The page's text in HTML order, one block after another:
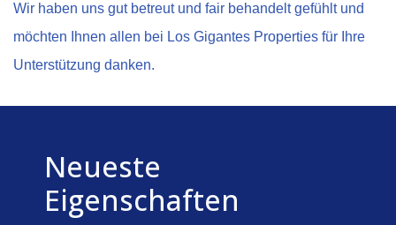
Wir haben uns gut betreut und fair behandelt gefühlt und
möchten Ihnen allen bei Los Gigantes Properties für Ihre
Unterstützung danken.
Neueste
Eigenschaften